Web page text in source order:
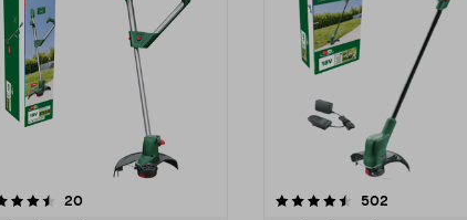
20arvostelut
4.5 viidestä
502
4.5 viidestä